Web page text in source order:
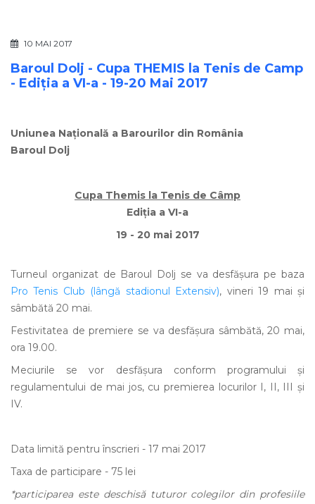
10 MAI 2017
Baroul Dolj - Cupa THEMIS la Tenis de Camp
- Ediția a VI-a - 19-20 Mai 2017
Uniunea Națională a Barourilor din România
Baroul Dolj
Cupa Themis la Tenis de Câmp
Ediția a VI-a
19 - 20 mai 2017
Turneul organizat de Baroul Dolj se va desfășura pe baza
Pro Tenis Club (lângă stadionul Extensiv), vineri 19 mai și
sâmbătă 20 mai.
Festivitatea de premiere se va desfășura sâmbătă, 20 mai,
ora 19.00.
Meciurile se vor desfășura conform programului și
regulamentului de mai jos, cu premierea locurilor I, II, III și
IV.
Data limită pentru înscrieri - 17 mai 2017
Taxa de participare - 75 lei
*participarea este deschisă tuturor colegilor din profesiile